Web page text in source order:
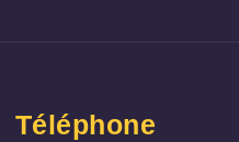
Téléphone